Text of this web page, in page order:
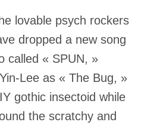
lovable psych rockers
dropped a new song
called « SPUN, »
Lee as « The Bug, »
gothic insectoid while
the scratchy and